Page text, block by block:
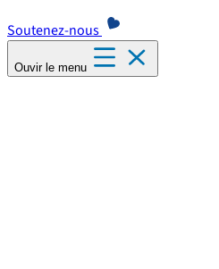
Soutenez-nous
Ouvir le menu